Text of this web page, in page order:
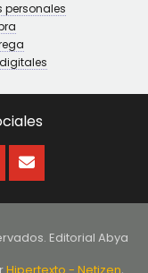
personales
Editorial Abya